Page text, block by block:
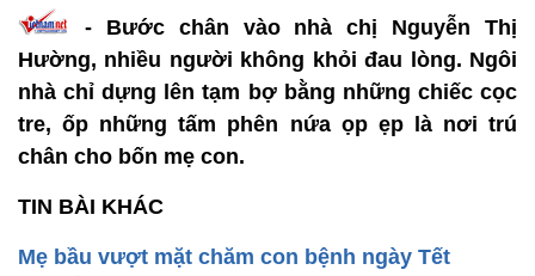
- Bước chân vào nhà chị Nguyễn Thị
Hường, nhiều người không khỏi đau lòng. Ngôi
nhà chỉ dựng lên tạm bợ bằng những chiếc cọc
tre, ốp những tấm phên nứa ọp ẹp là nơi trú
chân cho bốn mẹ con.
TIN BÀI KHÁC
Mẹ bầu vượt mặt chăm con bệnh ngày Tết